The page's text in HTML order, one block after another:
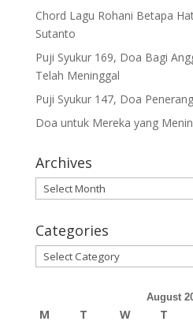
Chord Lagu Rohani Betapa
Sutanto
Puji Syukur 169, Doa Bagi
Telah Meninggal
Puji Syukur 147, Doa
Doa untuk Mereka yang
Archives
Archives
Categories
Categories
August
M T W T